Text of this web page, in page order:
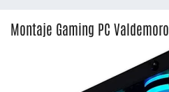
Montaje Gaming PC Valdemoro